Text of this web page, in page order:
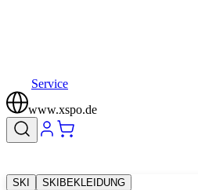
Service
www.xspo.de
SKI SKIBEKLEIDUNG